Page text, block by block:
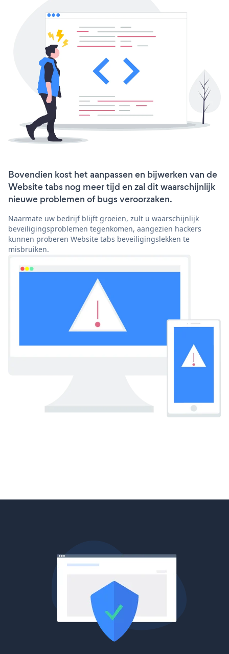
Bovendien kost het aanpassen en bijwerken van de
Website tabs nog meer tijd en zal dit waarschijnlijk
nieuwe problemen of bugs veroorzaken.
Naarmate uw bedrijf blijft groeien, zult u waarschijnlijk
beveiligingsproblemen tegenkomen, aangezien hackers
kunnen proberen Website tabs beveiligingslekken te
misbruiken.